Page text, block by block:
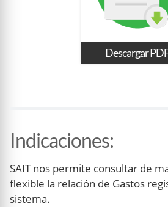
Descargar
Indicaciones:
SAIT nos permite consultar de
flexible la relación de Gastos
sistema.